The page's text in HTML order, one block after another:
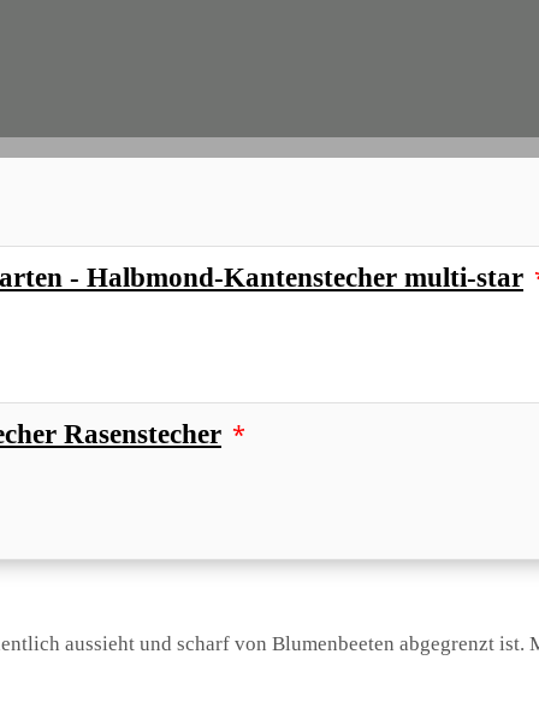
- Halbmond-Kantenstecher multi-star
Rasenstecher *
aussieht und scharf von Blumenbeeten abgegrenzt ist.